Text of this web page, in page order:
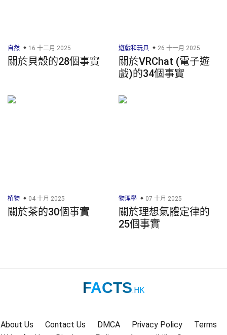
自然 16 十二月 2025
關於貝殼的28個事實
遊戲和玩具 26 十一月 2025
關於VRChat (電子遊
戲)的34個事實
植物 04 十月 2025
關於茶的30個事實
物理學 07 十月 2025
關於理想氣體定律的
25個事實
FACTS.HK
About Us Contact Us DMCA Privacy Policy
Terms